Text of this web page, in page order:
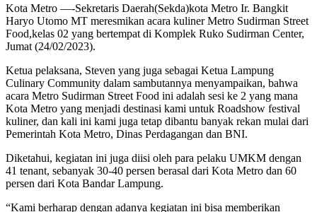
Kota Metro —-Sekretaris Daerah(Sekda)kota Metro Ir. Bangkit
Haryo Utomo MT meresmikan acara kuliner Metro Sudirman Street
Food,kelas 02 yang bertempat di Komplek Ruko Sudirman Center,
Jumat (24/02/2023).
Ketua pelaksana, Steven yang juga sebagai Ketua Lampung
Culinary Community dalam sambutannya menyampaikan, bahwa
acara Metro Sudirman Street Food ini adalah sesi ke 2 yang mana
Kota Metro yang menjadi destinasi kami untuk Roadshow festival
kuliner, dan kali ini kami juga tetap dibantu banyak rekan mulai dari
Pemerintah Kota Metro, Dinas Perdagangan dan BNI.
Diketahui, kegiatan ini juga diisi oleh para pelaku UMKM dengan
41 tenant, sebanyak 30-40 persen berasal dari Kota Metro dan 60
persen dari Kota Bandar Lampung.
“Kami berharap dengan adanya kegiatan ini bisa memberikan